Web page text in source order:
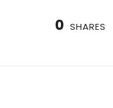
0 SHARES